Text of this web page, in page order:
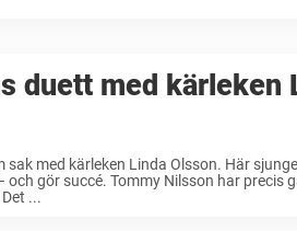
duett med kärleken
med kärleken Linda Olsson. Här
och gör succé. Tommy Nilsson har precis
...